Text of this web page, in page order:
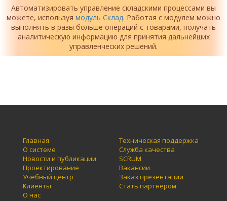
Автоматизировать управление складскими процессами вы
можете, используя модуль Склад. Работая с модулем можно
выполнять в разы больше операций с товарами, получать
аналитическую информацию для принятия дальнейших
управленческих решений.
Главная
О системе
Новости и публикации
Проектирование
Учебный центр
Клиенты
О нас
Техническая поддержка
Служба качества
SCRUM
Вакансии
Заказ презентации
Стать партнером